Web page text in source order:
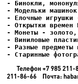
- Елочные игрушки
- Старинные
Телефон +7 985
211-86-66 Почта: